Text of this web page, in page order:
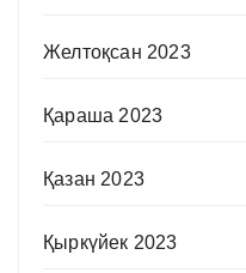
Желтоқсан 2023
Қараша 2023
Қазан 2023
Қыркүйек 2023